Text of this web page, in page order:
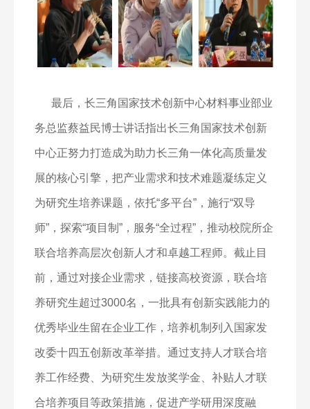
最后，长三角国家技术创新中心材料事业部业
务总监蔡益民博士讲话指出长三角国家技术创新
中心正努力打造成为助力长三角一体化高质量发
展的核心引擎，把产业需求和技术难题凝练定义
为研究生培养课题，依托“多平台”，施行“双导
师”，探索“项目制”，服务“全过程”，推动校院所企
联合培养高层次创新人才和卓越工程师。截止目
前，通过对接企业需求，链接高校资源，联合培
养研究生超过3000名，一批具有创新实践能力的
优秀毕业生留在企业工作，培养机制列入国家发
改委十四五创新改革举措。通过支持人才联合培
养工作经费、为研究生发放奖学金、补贴人才联
合培养项目等政策措施，促进产学研用深度融